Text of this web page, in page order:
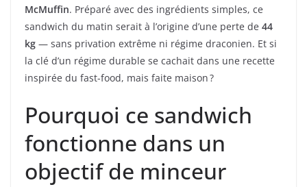
McMuffin. Préparé avec des ingrédients simples, ce
sandwich du matin serait à l’origine d’une perte de 44
kg — sans privation extrême ni régime draconien. Et si
la clé d’un régime durable se cachait dans une recette
inspirée du fast-food, mais faite maison ?
Pourquoi ce sandwich
fonctionne dans un
objectif de minceur